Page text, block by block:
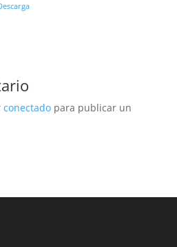
conectadopara publicar un